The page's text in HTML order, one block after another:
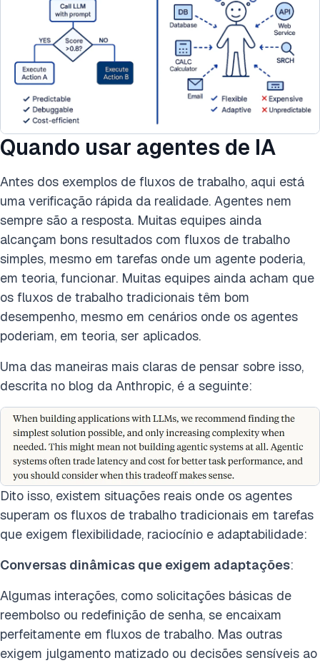
Quando usar agentes de IA
Antes dos exemplos de fluxos de trabalho, aqui está
uma verificação rápida da realidade. Agentes nem
sempre são a resposta. Muitas equipes ainda
alcançam bons resultados com fluxos de trabalho
simples, mesmo em tarefas onde um agente poderia,
em teoria, funcionar. Muitas equipes ainda acham que
os fluxos de trabalho tradicionais têm bom
desempenho, mesmo em cenários onde os agentes
poderiam, em teoria, ser aplicados.
Uma das maneiras mais claras de pensar sobre isso,
descrita no blog da Anthropic, é a seguinte:
Dito isso, existem situações reais onde os agentes
superam os fluxos de trabalho tradicionais em tarefas
que exigem flexibilidade, raciocínio e adaptabilidade:
Conversas dinâmicas que exigem adaptações:
Algumas interações, como solicitações básicas de
reembolso ou redefinição de senha, se encaixam
perfeitamente em fluxos de trabalho. Mas outras
exigem julgamento matizado ou decisões sensíveis ao